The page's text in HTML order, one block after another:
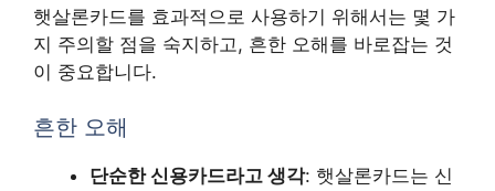
햇살론카드를 효과적으로 사용하기 위해서는 몇 가
지 주의할 점을 숙지하고, 흔한 오해를 바로잡는 것
이 중요합니다.
흔한 오해
단순한 신용카드라고 생각: 햇살론카드는 신